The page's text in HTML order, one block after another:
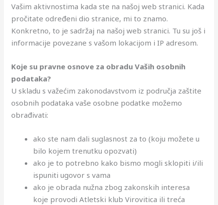
Vašim aktivnostima kada ste na našoj web stranici. Kada
pročitate određeni dio stranice, mi to znamo.
Konkretno, to je sadržaj na našoj web stranici. Tu su još i
informacije povezane s vašom lokacijom i IP adresom.
Koje su pravne osnove za obraduVaših osobnih
podataka?
U skladu s važećim zakonodavstvom iz područja zaštite
osobnih podataka vaše osobne podatke možemo
obrađivati:
ako ste nam dali suglasnost za to (koju možete u
bilo kojem trenutku opozvati)
ako je to potrebno kako bismo mogli sklopiti i/ili
ispuniti ugovor s vama
ako je obrada nužna zbog zakonskih interesa
koje provodi Atletski klub Virovitica ili treća